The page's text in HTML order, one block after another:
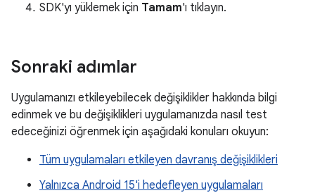
SDK'yı yüklemek için Tamam'ı tıklayın.
Sonraki adımlar
Uygulamanızı etkileyebilecek değişiklikler hakkında bilgi
edinmek ve bu değişiklikleri uygulamanızda nasıl test
edeceğinizi öğrenmek için aşağıdaki konuları okuyun:
Tüm uygulamaları etkileyen davranış değişiklikleri
Yalnızca Android 15'i hedefleyen uygulamaları